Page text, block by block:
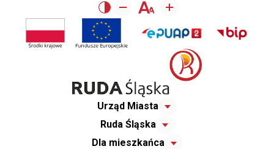
Urząd Miasta
Ruda Śląska
Dla mieszkańca